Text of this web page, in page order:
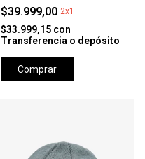
$39.999,00 2x1
$33.999,15 con
Transferencia o depósito
Comprar